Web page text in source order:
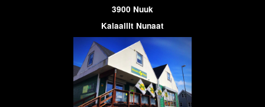
3900 Nuuk
Kalaallit Nunaat